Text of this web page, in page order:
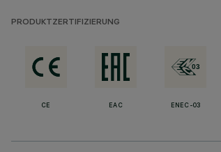
PRODUKTZERTIFIZIERUNG
CE EAC ENEC-03